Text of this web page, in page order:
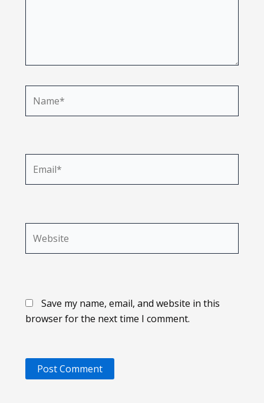
Save my name, email, and website in this
browser for the next time I comment.